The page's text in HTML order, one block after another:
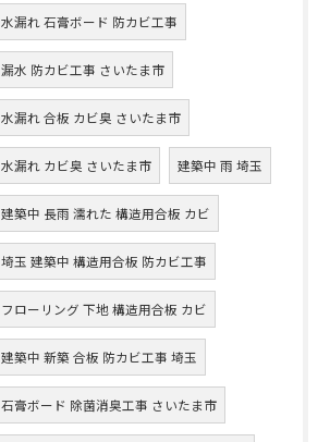
水漏れ 石膏ボード 防カビ工事
漏水 防カビ工事 さいたま市
水漏れ 合板 カビ臭 さいたま市
水漏れ カビ臭 さいたま市 建築中 雨 埼玉
建築中 長雨 濡れた 構造用合板 カビ
埼玉 建築中 構造用合板 防カビ工事
フローリング 下地 構造用合板 カビ
建築中 新築 合板 防カビ工事 埼玉
石膏ボード 除菌消臭工事 さいたま市